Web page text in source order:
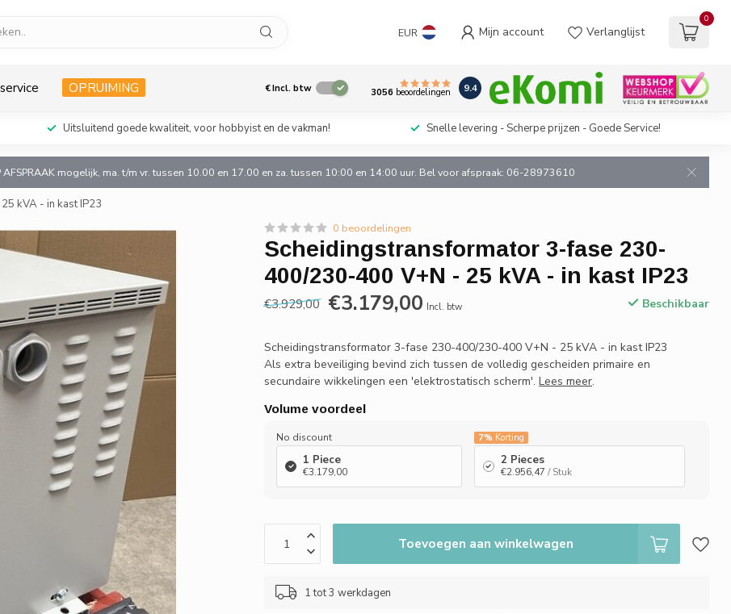
EUR Mijn account Verlanglijst
0
OPRUIMING €Incl. btw 3056 beoordelingen 9.4
Uitsluitend goede kwaliteit, voor hobbyist en de vakman! Snelle levering - Scherpe prijzen - Goede Service!
mogelijk, ma. t/m vr. tussen 10.00 en 17.00 en za. tussen 10:00 en 14:00 uur. Bel voor afspraak: 06-28973610
kVA - in kast IP23
0 beoordelingen
Scheidingstransformator 3-fase 230-
400/230-400 V+N - 25 kVA - in kast IP23
€3.929,00 €3.179,00 Incl. btw Beschikbaar
Scheidingstransformator 3-fase 230-400/230-400 V+N - 25 kVA - in kast IP23
Als extra beveiliging bevind zich tussen de volledig gescheiden primaire en
secundaire wikkelingen een 'elektrostatisch scherm'.Lees meer.
Volume voordeel
No discount
1 Piece
€3.179,00
7% Korting
2 Pieces
€2.956,47 / Stuk
Toevoegen aan winkelwagen
1 tot 3 werkdagen